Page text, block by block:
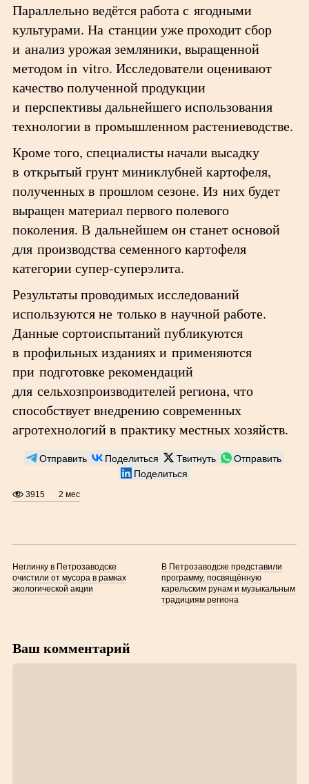
Параллельно ведётся работа с ягодными
культурами. На станции уже проходит сбор
и анализ урожая земляники, выращенной
методом in vitro. Исследователи оценивают
качество полученной продукции
и перспективы дальнейшего использования
технологии в промышленном растениеводстве.
Кроме того, специалисты начали высадку
в открытый грунт миниклубней картофеля,
полученных в прошлом сезоне. Из них будет
выращен материал первого полевого
поколения. В дальнейшем он станет основой
для производства семенного картофеля
категории супер-суперэлита.
Результаты проводимых исследований
используются не только в научной работе.
Данные сортоиспытаний публикуются
в профильных изданиях и применяются
при подготовке рекомендаций
для сельхозпроизводителей региона, что
способствует внедрению современных
агротехнологий в практику местных хозяйств.
Отправить Поделиться Твитнуть
Отправить
Поделиться
3915 2 мес
Неглинку в Петрозаводске
очистили от мусора в рамках
экологической акции
В Петрозаводске представили
программу, посвящённую
карельским рунам и музыкальным
традициям региона
Ваш комментарий